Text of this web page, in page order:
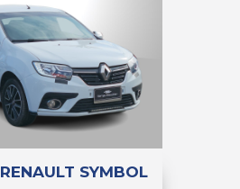
RENAULT SYMBOL